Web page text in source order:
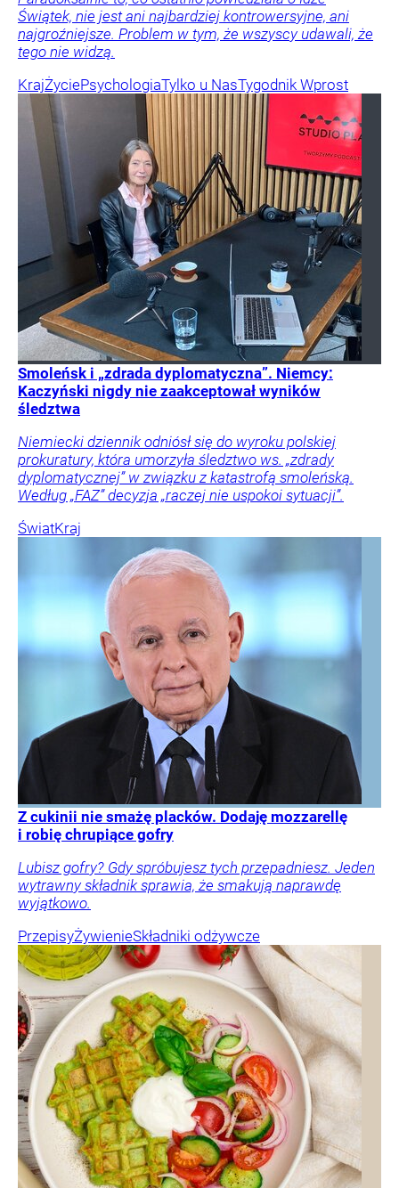
Świątek, nie jest ani najbardziej kontrowersyjne, ani
najgroźniejsze. Problem w tym, że wszyscy udawali, że
tego nie widzą.
KrajŻyciePsychologiaTylko u NasTygodnik Wprost
Smoleńsk i „zdrada dyplomatyczna”. Niemcy:
Kaczyński nigdy nie zaakceptował wyników
śledztwa
Niemiecki dziennik odniósł się do wyroku polskiej
prokuratury, która umorzyła śledztwo ws. „zdrady
dyplomatycznej” w związku z katastrofą smoleńską.
Według „FAZ” decyzja „raczej nie uspokoi sytuacji”.
ŚwiatKraj
Z cukinii nie smażę placków. Dodaję mozzarellę
i robię chrupiące gofry
Lubisz gofry? Gdy spróbujesz tych przepadniesz. Jeden
wytrawny składnik sprawia, że smakują naprawdę
wyjątkowo.
PrzepisyŻywienieSkładniki odżywcze